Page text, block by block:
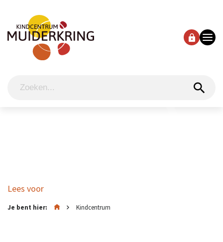
Lees voor
Je bent hier: Kindcentrum